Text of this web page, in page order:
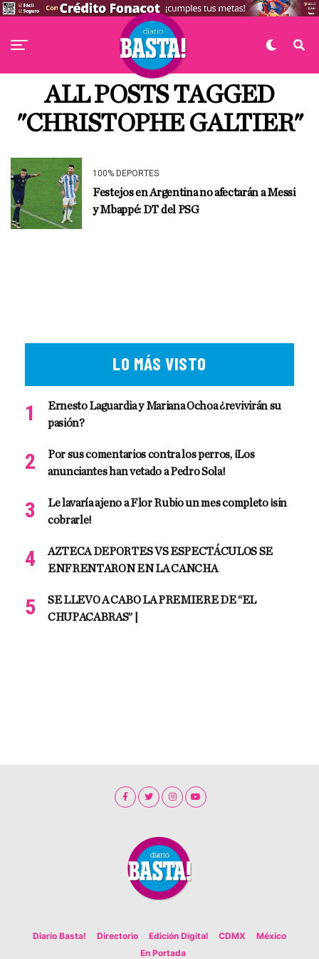
ALL POSTS TAGGED
"CHRISTOPHE GALTIER"
100% DEPORTES
Festejos en Argentina no afectarán a Messi
y Mbappé: DT del PSG
LO MÁS VISTO
Ernesto Laguardia y Mariana Ochoa ¿revivirán su
pasión?
Por sus comentarios contra los perros, ¡Los
anunciantes han vetado a Pedro Sola!
Le lavaría ajeno a Flor Rubio un mes completo ¡sin
cobrarle!
AZTECA DEPORTES VS ESPECTÁCULOS SE
ENFRENTARON EN LA CANCHA
SE LLEVO A CABO LA PREMIERE DE “EL
CHUPACABRAS” |
Diario Basta! Directorio Edición Digital CDMX
México
En Portada